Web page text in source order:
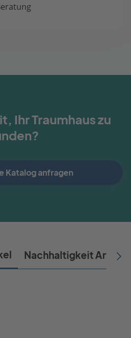
Ihr Traumhaus zu
Katalog anfragen
Nachhaltigkeit Artikel